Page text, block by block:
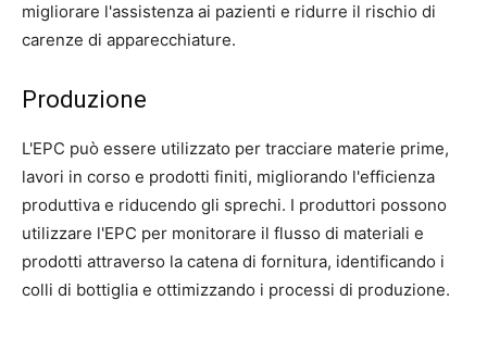
migliorare l'assistenza ai pazienti e ridurre il rischio di
carenze di apparecchiature.
Produzione
L'EPC può essere utilizzato per tracciare materie prime,
lavori in corso e prodotti finiti, migliorando l'efficienza
produttiva e riducendo gli sprechi. I produttori possono
utilizzare l'EPC per monitorare il flusso di materiali e
prodotti attraverso la catena di fornitura, identificando i
colli di bottiglia e ottimizzando i processi di produzione.